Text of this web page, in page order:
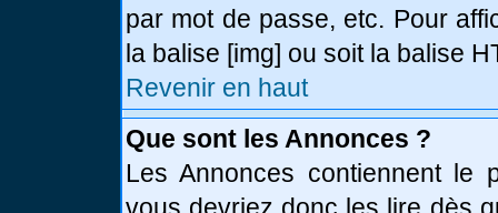
par mot de passe, etc. Pour
la balise [img] ou soit la balise
Revenir en haut
Que sont les Annonces ?
Les Annonces contiennent le